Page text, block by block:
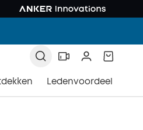
Ledenvoordeel